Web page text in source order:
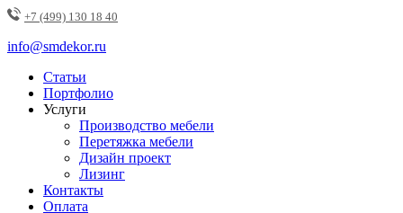
+7 (499) 130 18 40
info@smdekor.ru
Статьи
Портфолио
Услуги
Производство мебели
Перетяжка мебели
Дизайн проект
Лизинг
Контакты
Оплата